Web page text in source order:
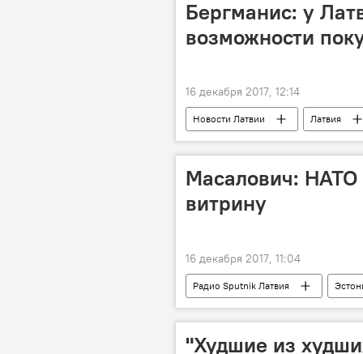
Бергманис: у
возможности
16 декабря 2017, 12:14
Новости Латвии Латвия
Старая техника по новым ценам: как
Масалович: НАТО
витрину
16 декабря 2017, 11:04
Радио Sputnik Латвия
киберзащита
"Худшие из